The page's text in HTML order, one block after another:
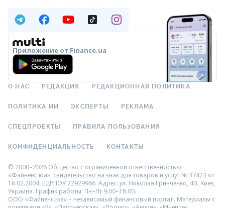
Приложение от Finance.ua
О НАС РЕДАКЦИЯ РЕДАКЦИОННАЯ ПОЛИТИКА
ПОЛИТИКА ИИ ЭКСПЕРТЫ РЕКЛАМА
СПЕЦПРОЕКТЫ ПРАВИЛА ПОЛЬЗОВАНИЯ
КОНФИДЕНЦИАЛЬНОСТЬ КОНТАКТЫ
© 2000–2026 Общество с ограниченной ответственностью
«Файненс.юа», свидетельство на знак для товаров и услуг № 37423 от
16.02.2004, ЕДРПОУ 22929966. Адрес: ул. Николая Гринченко, 4В, Киев,
Украина. График работы: Пн–Пт 9:00–18:00.
ООО «Файненс.юа» – независимый финансовый портал. Материалы с